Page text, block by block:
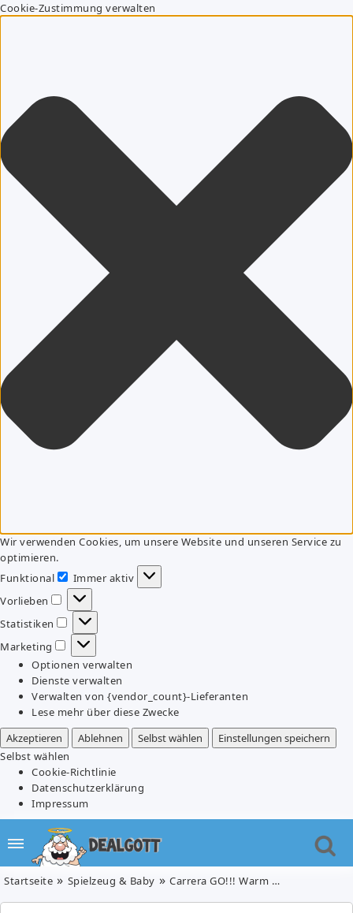
Cookie-Zustimmung verwalten
Wir verwenden Cookies, um unsere Website und unseren Service zu
optimieren.
Funktional
Funktional
Immer aktiv
Vorlieben
Vorlieben
Statistiken
Statistiken
Marketing
Marketing
Optionen verwalten
Dienste verwalten
Verwalten von {vendor_count}-Lieferanten
Lese mehr über diese Zwecke
Akzeptieren
Ablehnen Selbst wählen
Einstellungen speichern
Selbst wählen
Cookie-Richtlinie
Datenschutzerklärung
Impressum
Startseite Spielzeug & Baby Carrera GO!!! Warm Up (20062363) ab 39,94€